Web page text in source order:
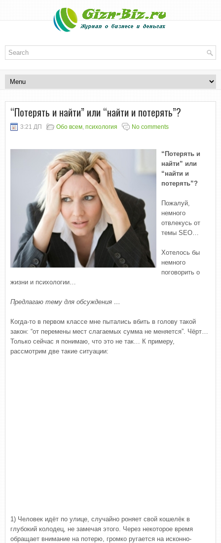
“Потерять и найти” или “найти и потерять”?
3:21 ДП Обо всем, психология No comments
“Потерять и
найти” или
“найти и
потерять”?
Пожалуй,
немного
отвлекусь от
темы SEO…
Хотелось бы
немного
поговорить о
жизни и психологии…
Предлагаю тему для обсуждения …
Когда-то в первом классе мне пытались вбить в голову такой
закон: “от перемены мест слагаемых сумма не меняется”. Чёрт…
Только сейчас я понимаю, что это не так… К примеру,
рассмотрим две такие ситуации:
1) Человек идёт по улице, случайно роняет свой кошелёк в
глубокий колодец, не замечая этого. Через некоторое время
обращает внимание на потерю, громко ругается на исконно-